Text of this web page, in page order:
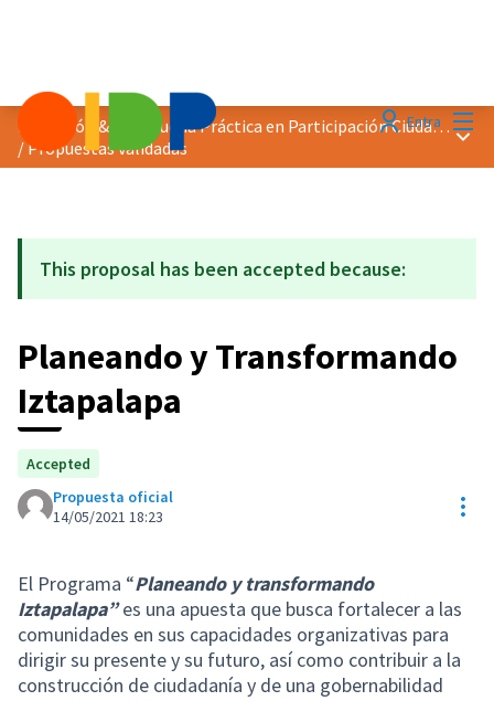
EntraDistinción &quot;Buena Práctica en Participación Ciudadana&quot; 2021
/Propuestas validadas
This proposal has been accepted because:
Planeando y Transformando
Iztapalapa
Accepted
Propuesta oficial
14/05/2021 18:23
El Programa “Planeando y transformando
Iztapalapa”es una apuesta que busca fortalecer a las
comunidades en sus capacidades organizativas para
dirigir su presente y su futuro, así como contribuir a la
construcción de ciudadanía y de una gobernabilidad